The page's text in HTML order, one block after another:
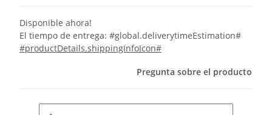
Disponible ahora!
El tiempo de entrega: #global.deliverytimeEstimation#
#productDetails.shippingInfoIcon#
Pregunta sobre el producto